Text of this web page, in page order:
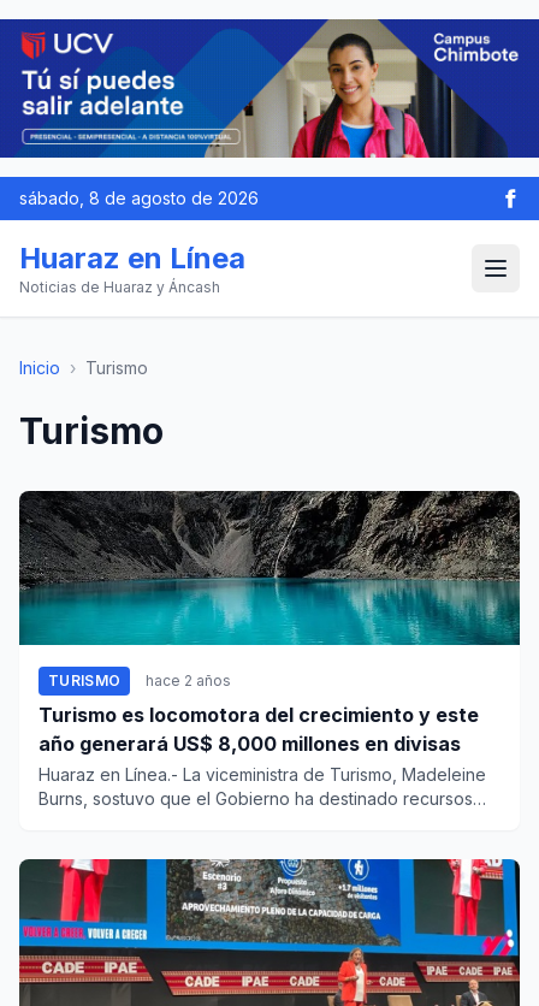
sábado, 8 de agosto de 2026
Huaraz en Línea
Noticias de Huaraz y Áncash
Inicio › Turismo
Turismo
TURISMO hace 2 años
Turismo es locomotora del crecimiento y este
año generará US$ 8,000 millones en divisas
Huaraz en Línea.- La viceministra de Turismo, Madeleine
Burns, sostuvo que el Gobierno ha destinado recursos